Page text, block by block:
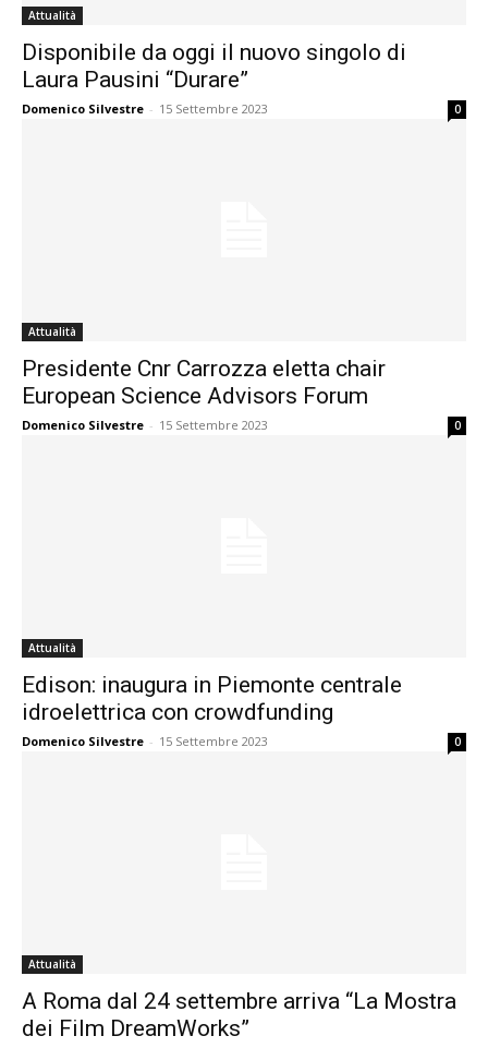
Attualità
Disponibile da oggi il nuovo singolo di
Laura Pausini “Durare”
Domenico Silvestre - 15 Settembre 2023 0
Attualità
Presidente Cnr Carrozza eletta chair
European Science Advisors Forum
Domenico Silvestre - 15 Settembre 2023 0
Attualità
Edison: inaugura in Piemonte centrale
idroelettrica con crowdfunding
Domenico Silvestre - 15 Settembre 2023 0
Attualità
A Roma dal 24 settembre arriva “La Mostra
dei Film DreamWorks”